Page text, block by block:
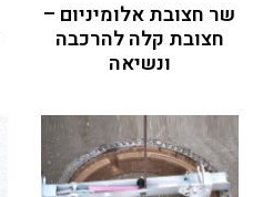
שר חצובת אלומיניום –
חצובת קלה להרכבה
ונשיאה